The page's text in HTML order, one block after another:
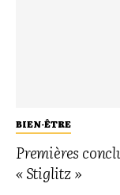
BIEN-ÊTRE
Premières
« Stiglitz »